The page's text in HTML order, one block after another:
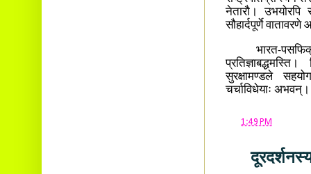
नेतारौ। उभयोरपि
सौहार्दपूर्णे
भारत-पसफिक्
सुरक्षामण्डले
चर्चाविधेयाः अभवन्।
1:49 PM